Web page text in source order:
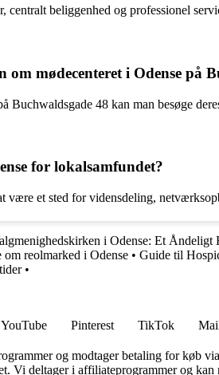
centralt beliggenhed og professionel
mødecenteret i Odense på
Buchwaldsgade 48 kan man besøge
for lokalsamfundet?
være et sted for vidensdeling,
i Odense: Et
reolmarked i Odense • Guide til
•
YouTube Pinterest TikTok
og modtager betaling for køb
Vi deltager i affiliateprogrammer og